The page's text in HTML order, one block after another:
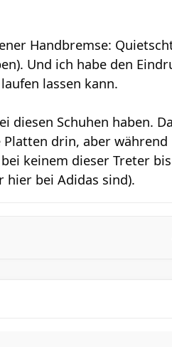
Handbremse:
Und ich habe den
lassen kann.
Schuhen haben.
drin, aber
keinem dieser Treter
bei Adidas sind).